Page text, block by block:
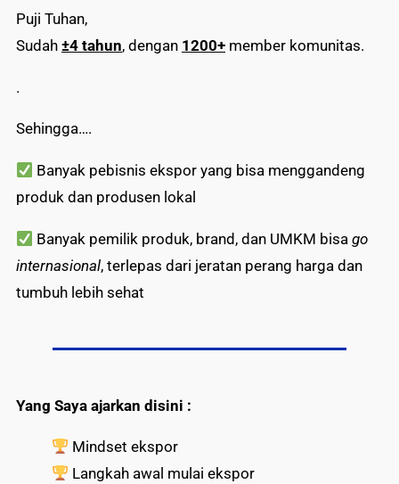
Puji Tuhan,
Sudah ±4 tahun, dengan 1200+ member komunitas.
.
Sehingga….
Banyak pebisnis ekspor yang bisa menggandeng
produk dan produsen lokal
Banyak pemilik produk, brand, dan UMKM bisago
internasional, terlepas dari jeratan perang harga dan
tumbuh lebih sehat
Yang Saya ajarkan disini :
Mindset ekspor
Langkah awal mulai ekspor